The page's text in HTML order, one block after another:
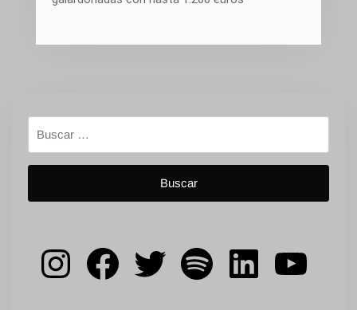
Instagram
Facebook
TwitterSpotify
LinkedIn